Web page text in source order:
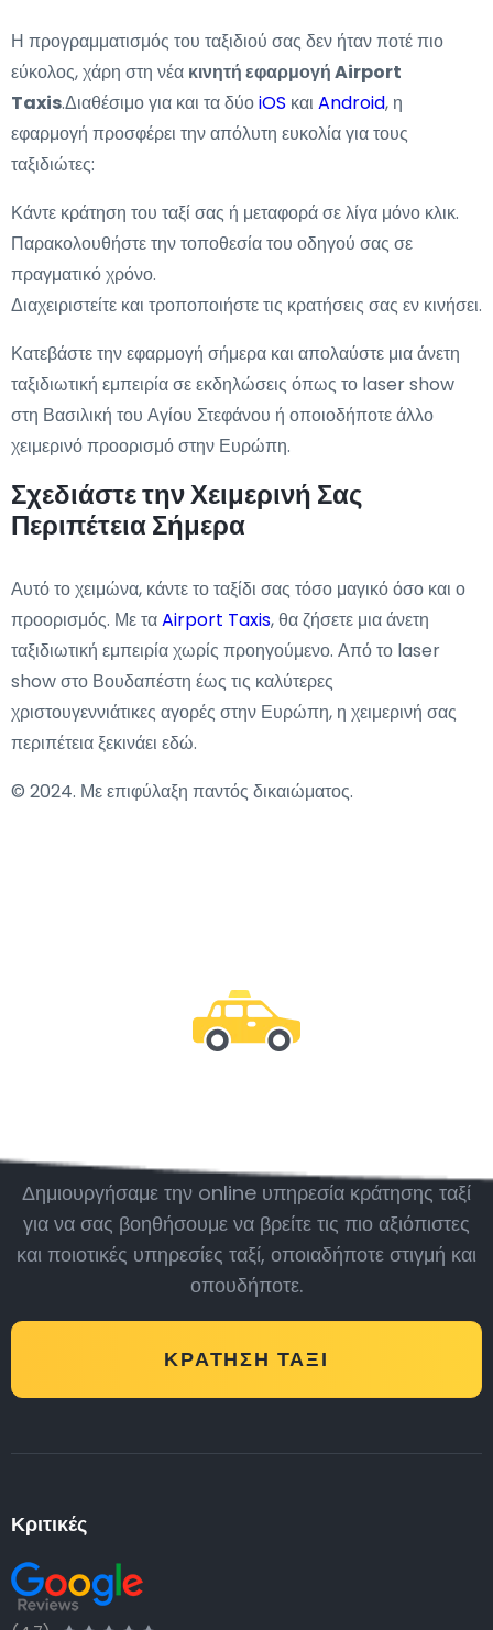
Η προγραμματισμός του ταξιδιού σας δεν ήταν ποτέ πιο
εύκολος, χάρη στη νέα κινητή εφαρμογή Airport
Taxis.Διαθέσιμο για και τα δύοiOS και Android, η
εφαρμογή προσφέρει την απόλυτη ευκολία για τους
ταξιδιώτες:
Κάντε κράτηση του ταξί σας ή μεταφορά σε λίγα μόνο κλικ.
Παρακολουθήστε την τοποθεσία του οδηγού σας σε
πραγματικό χρόνο.
Διαχειριστείτε και τροποποιήστε τις κρατήσεις σας εν κινήσει.
Κατεβάστε την εφαρμογή σήμερα και απολαύστε μια άνετη
ταξιδιωτική εμπειρία σε εκδηλώσεις όπως το laser show
στη Βασιλική του Αγίου Στεφάνου ή οποιοδήποτε άλλο
χειμερινό προορισμό στην Ευρώπη.
Σχεδιάστε την Χειμερινή Σας
Περιπέτεια Σήμερα
Αυτό το χειμώνα, κάντε το ταξίδι σας τόσο μαγικό όσο και ο
προορισμός. Με ταAirport Taxis, θα ζήσετε μια άνετη
ταξιδιωτική εμπειρία χωρίς προηγούμενο. Από το laser
show στο Βουδαπέστη έως τις καλύτερες
χριστουγεννιάτικες αγορές στην Ευρώπη, η χειμερινή σας
περιπέτεια ξεκινάει εδώ.
© 2024. Με επιφύλαξη παντός δικαιώματος.
Δημιουργήσαμε την online υπηρεσία κράτησης ταξί
για να σας βοηθήσουμε να βρείτε τις πιο αξιόπιστες
και ποιοτικές υπηρεσίες ταξί, οποιαδήποτε στιγμή και
οπουδήποτε.
ΚΡΆΤΗΣΗ ΤΑΞΊ
Κριτικές